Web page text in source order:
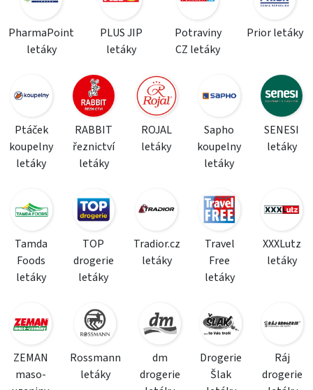
PharmaPoint
letáky
PLUS JIP
letáky
Potraviny
CZ letáky
Prior letáky
Ptáček
koupelny
letáky
RABBIT
řeznictví
letáky
ROJAL
letáky
Sapho
koupelny
letáky
SENESI
letáky
Tamda
Foods
letáky
TOP
drogerie
letáky
Tradior.cz
letáky
Travel
Free
letáky
XXXLutz
letáky
ZEMAN
maso-
Rossmann
letáky
dm
drogerie
Drogerie
Šlak
Ráj
drogerie